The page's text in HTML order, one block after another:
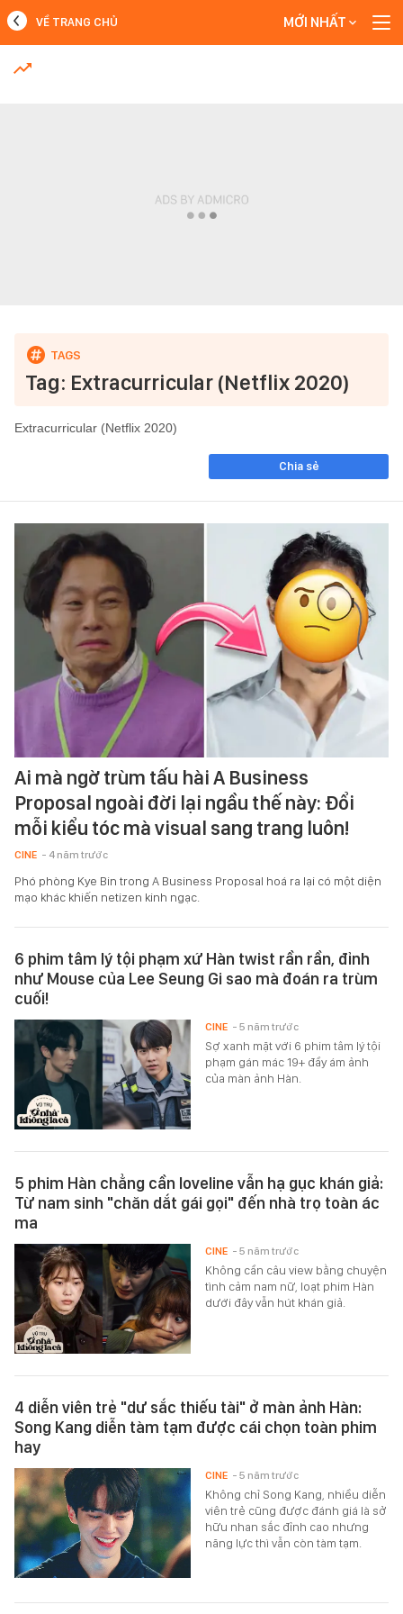
MỚI NHẤT
VỀ TRANG CHỦ MỚI NHẤT
Tag: Extracurricular (Netflix 2020)
Extracurricular (Netflix 2020)
Chia sẻ
Ai mà ngờ trùm tấu hài A Business
Proposal ngoài đời lại ngầu thế này: Đổi
mỗi kiểu tóc mà visual sang trang luôn!
CINE - 4 năm trước
Phó phòng Kye Bin trong A Business Proposal hoá ra lại có một diện
mạo khác khiến netizen kinh ngạc.
6 phim tâm lý tội phạm xứ Hàn twist rần rần, đỉnh
như Mouse của Lee Seung Gi sao mà đoán ra trùm
cuối!
Sợ xanh mặt với 6 phim tâm lý tội
phạm gán mác 19+ đầy ám ảnh
của màn ảnh Hàn.
CINE - 5 năm trước
5 phim Hàn chẳng cần loveline vẫn hạ gục khán giả:
Từ nam sinh "chăn dắt gái gọi" đến nhà trọ toàn ác
ma
Không cần câu view bằng chuyện
tình cảm nam nữ, loạt phim Hàn
dưới đây vẫn hút khán giả.
CINE - 5 năm trước
4 diễn viên trẻ "dư sắc thiếu tài" ở màn ảnh Hàn:
Song Kang diễn tàm tạm được cái chọn toàn phim
hay
Không chỉ Song Kang, nhiều diễn
viên trẻ cũng được đánh giá là sở
hữu nhan sắc đỉnh cao nhưng
năng lực thì vẫn còn tàm tạm.
CINE - 5 năm trước